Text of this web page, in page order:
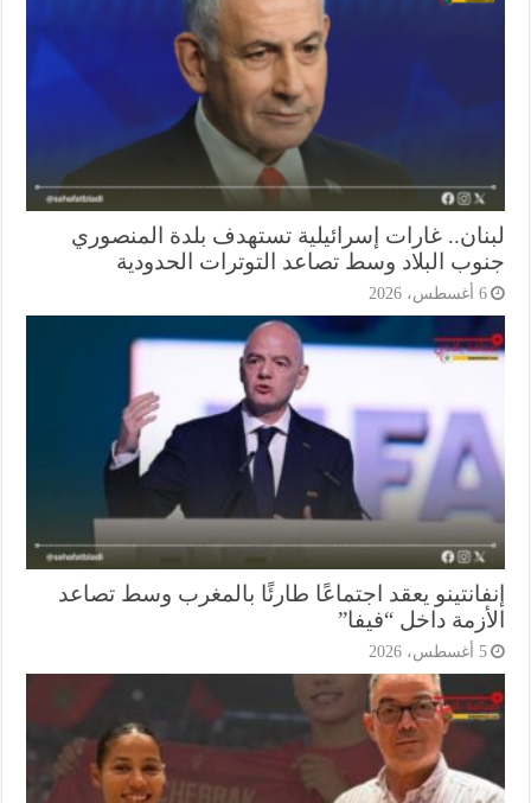
غارات إسرائيلية تستهدف بلدة المنصوري
البلاد وسط تصاعد التوترات الحدودية
يعقد اجتماعًا طارئًا بالمغرب وسط تصاعد
داخل “فيفا”